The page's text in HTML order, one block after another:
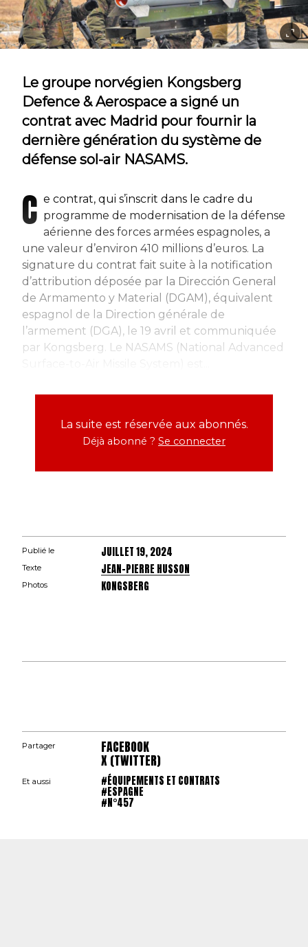
Le groupe norvégien Kongsberg
Defence & Aerospace a signé un
contrat avec Madrid pour fournir la
dernière génération du système de
défense sol-air NASAMS.
C e contrat, qui s’inscrit dans le cadre du
programme de modernisation de la défense
aérienne des forces armées espagnoles, a
une valeur d’environ 410 millions d’euros. La
signature du contrat fait suite à la notification
d’attribution déposée par la Dirección General
de Armamento y Material (DGAM), équivalent
espagnol de la Direction générale de
l’armement (DGA), le 19 avril et communiquée
par Kongsberg. Le NASAMS (National Advanced
La suite est réservée aux abonnés.
Déjà abonné ? Se connecter
Publié le JUILLET 19, 2024
Texte JEAN-PIERRE HUSSON
Photos KONGSBERG
Partager FACEBOOK
X (TWITTER)
Et aussi #ÉQUIPEMENTS ET CONTRATS
#ESPAGNE
#N°457